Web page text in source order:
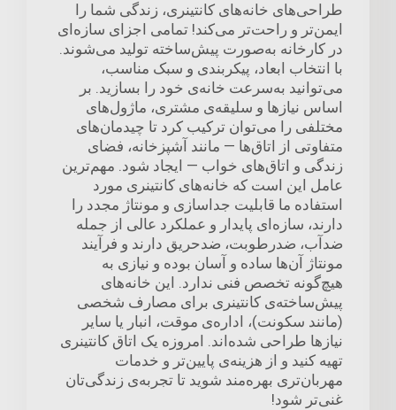
طراحی‌های خانه‌های کانتینری، زندگی شما را
ایمن‌تر و راحت‌تر می‌کند! تمامی اجزای سازه‌ای
در کارخانه به‌صورت پیش‌ساخته تولید می‌شوند.
با انتخاب ابعاد، پیکربندی و سبک مناسب،
می‌توانید به‌سرعت خانه‌ی خود را بسازید. بر
اساس نیازها و سلیقه‌ی مشتری، ماژول‌های
مختلفی را می‌توان ترکیب کرد تا چیدمان‌های
متفاوتی از اتاق‌ها — مانند آشپزخانه، فضای
زندگی و اتاق‌های خواب — ایجاد شود. مهم‌ترین
عامل این است که خانه‌های کانتینری مورد
استفاده ما قابلیت جداسازی و مونتاژ مجدد را
دارند، سازه‌ای پایدار و عملکرد عالی از جمله
ضدآب، ضدرطوبت، ضدحریق دارند و فرآیند
مونتاژ آن‌ها ساده و آسان بوده و نیازی به
هیچ‌گونه تخصص فنی ندارد. این خانه‌های
پیش‌ساخته‌ی کانتینری برای مصارف شخصی
(مانند سکونت)، اداره‌ی موقت، انبار یا سایر
نیازها طراحی شده‌اند. امروزه یک اتاق کانتینری
تهیه کنید و از هزینه‌ی پایین‌تر و خدمات
مهربان‌تری بهره‌مند شوید تا تجربه‌ی زندگی‌تان
غنی‌تر شود!